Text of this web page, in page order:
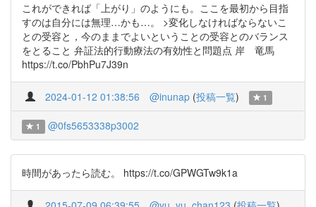
これができれば「上がり」のようにも。ここを最初から目指
すのは自分には無理…かも…。 >変化しなければならないこ
との受容と，今のままでよいということの受容とのバランス
をとること 弁証法的行動療法の有効性と問題点 岸 竜馬
https://t.co/PbhPu7J39n
2024-01-12 01:38:56 @inunap (投稿一覧) 1
1 @0fs5653338p3002
時間があったら読む。 https://t.co/GPWGTw9k1a